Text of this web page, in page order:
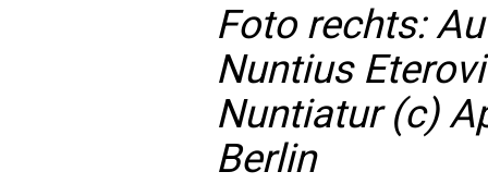
Foto rechts:
Nuntius
Nuntiatur (c)
Berlin